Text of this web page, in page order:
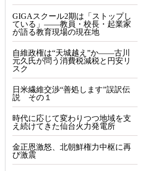
GIGAスクール2期は「ストップし
ている」——教員・校長・起業家
が語る教育現場の現在地
自維政権は“天城越え”か――古川
元久氏が問う消費税減税と円安リ
スク
日米繊維交渉“善処します”誤訳伝
説 その１
時代に応じて変わりつつ地域を支
え続けてきた仙台火力発電所
金正恩激怒、北朝鮮権力中枢に再
び激震